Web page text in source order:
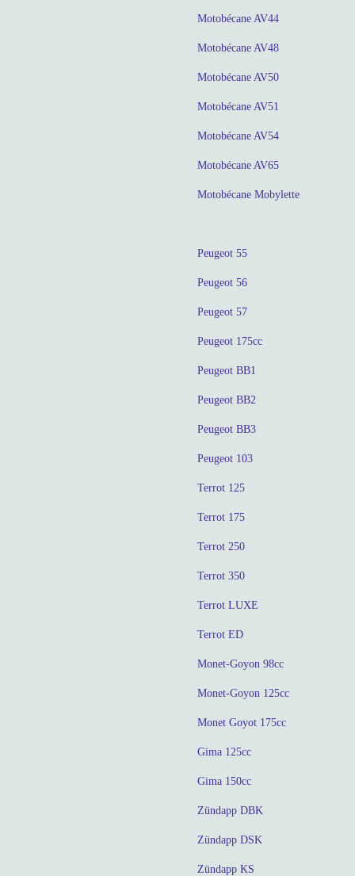
Motobécane AV44
Motobécane AV48
Motobécane AV50
Motobécane AV51
Motobécane AV54
Motobécane AV65
Motobécane Mobylette
Peugeot 55
Peugeot 56
Peugeot 57
Peugeot 175cc
Peugeot BB1
Peugeot BB2
Peugeot BB3
Peugeot 103
Terrot 125
Terrot 175
Terrot 250
Terrot 350
Terrot LUXE
Terrot ED
Monet-Goyon 98cc
Monet-Goyon 125cc
Monet Goyot 175cc
Gima 125cc
Gima 150cc
Zündapp DBK
Zündapp DSK
Zündapp KS